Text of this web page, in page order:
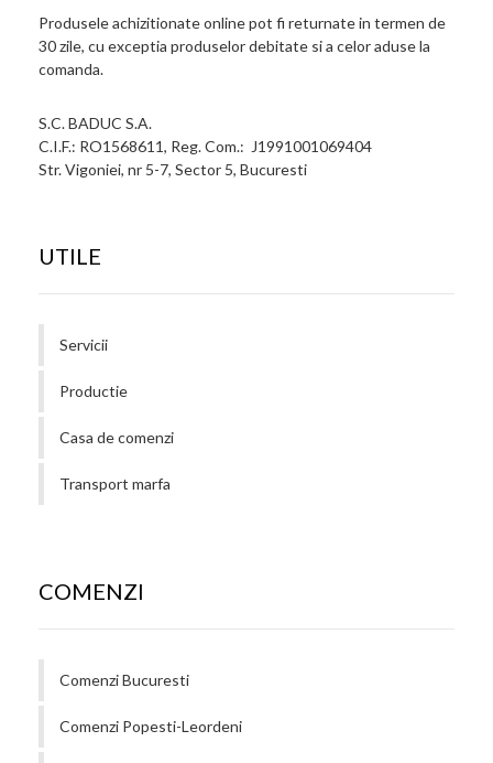
Produsele achizitionate online pot fi returnate in termen de
30 zile, cu exceptia produselor debitate si a celor aduse la
comanda.
S.C. BADUC S.A.
C.I.F.: RO1568611, Reg. Com.: J1991001069404
Str. Vigoniei, nr 5-7, Sector 5, Bucuresti
UTILE
Servicii
Productie
Casa de comenzi
Transport marfa
COMENZI
Comenzi Bucuresti
Comenzi Popesti-Leordeni